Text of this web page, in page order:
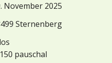
November 2025
Sternenberg
pauschal